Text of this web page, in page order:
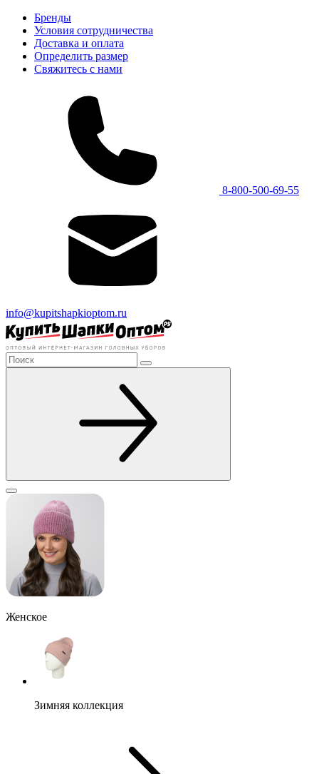
Бренды
Условия сотрудничества
Доставка и оплата
Определить размер
Свяжитесь с нами
8-800-500-69-55
info@kupitshapkioptom.ru
Женское
Зимняя коллекция